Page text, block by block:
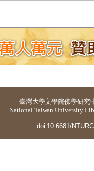
臺灣大學文學院佛學研究
National Taiwan University
doi:10.6681/